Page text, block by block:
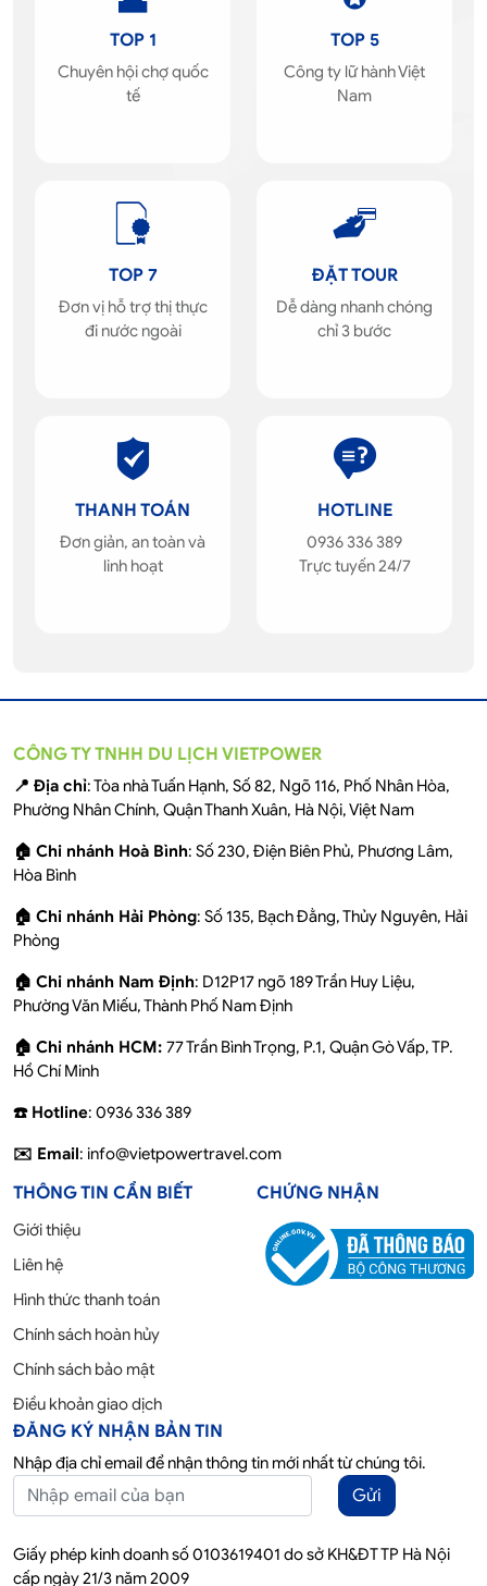
TOP 1
Chuyên hội chợ quốc
tế
TOP 5
Công ty lữ hành Việt
Nam
TOP 7
Đơn vị hỗ trợ thị thực
đi nước ngoài
ĐẶT TOUR
Dễ dàng nhanh chóng
chỉ 3 bước
THANH TOÁN
Đơn giản, an toàn và
linh hoạt
HOTLINE
0936 336 389
Trực tuyến 24/7
CÔNG TY TNHH DU LỊCH VIETPOWER
📍 Địa chỉ: Tòa nhà Tuấn Hạnh, Số 82, Ngõ 116, Phố Nhân Hòa,
Phường Nhân Chính, Quận Thanh Xuân, Hà Nội, Việt Nam
🏠 Chi nhánh Hoà Bình: Số 230, Điện Biên Phủ, Phương Lâm,
Hòa Bình
🏠 Chi nhánh Hải Phòng: Số 135, Bạch Đằng, Thủy Nguyên, Hải
Phòng
🏠 Chi nhánh Nam Định: D12P17 ngõ 189 Trần Huy Liệu,
Phường Văn Miếu, Thành Phố Nam Định
🏠 Chi nhánh HCM: 77 Trần Bình Trọng, P.1, Quận Gò Vấp, TP.
Hồ Chí Minh
☎️ Hotline: 0936 336 389
✉️ Email: info@vietpowertravel.com
THÔNG TIN CẦN BIẾT
Giới thiệu
Liên hệ
Hình thức thanh toán
Chính sách hoàn hủy
Chính sách bảo mật
Điều khoản giao dịch
CHỨNG NHẬN
ĐĂNG KÝ NHẬN BẢN TIN
Nhập địa chỉ email để nhận thông tin mới nhất từ chúng tôi.
Gửi
Giấy phép kinh doanh số 0103619401 do sở KH&ĐT TP Hà Nội
cấp ngày 21/3 năm 2009